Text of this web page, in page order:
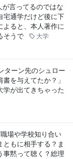
が言ってるのではな
宅通学だけど後に下
よると、本人著作に
そうで
大学
ターン先のシュロー
を与えてたか？」
学が出てきちゃった
場や学校知り合い
もに相手する？ま
事黙って聴く？総理